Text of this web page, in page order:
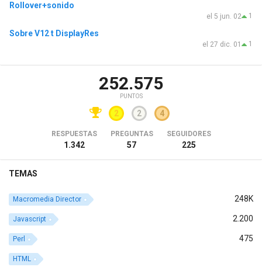
Rollover+sonido
1
el 5 jun. 02
Sobre V12 t DisplayRes
1
el 27 dic. 01
252.575
PUNTOS
2 2 4
RESPUESTAS
1.342
PREGUNTAS
57
SEGUIDORES
225
TEMAS
248K
Macromedia Director
2.200
Javascript
475
Perl
HTML